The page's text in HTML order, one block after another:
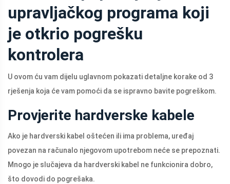
upravljačkog programa koji
je otkrio pogrešku
kontrolera
U ovom ću vam dijelu uglavnom pokazati detaljne korake od 3
rješenja koja će vam pomoći da se ispravno bavite pogreškom.
Provjerite hardverske kabele
Ako je hardverski kabel oštećen ili ima problema, uređaj
povezan na računalo njegovom upotrebom neće se prepoznati.
Mnogo je slučajeva da hardverski kabel ne funkcionira dobro,
što dovodi do pogrešaka.